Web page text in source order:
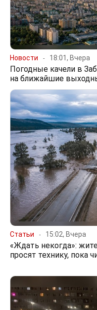
Новости 18:01, Вчера
Погодные качели в
на ближайшие
Статьи 15:02, Вчера
«Ждать некогда»:
просят технику, пока